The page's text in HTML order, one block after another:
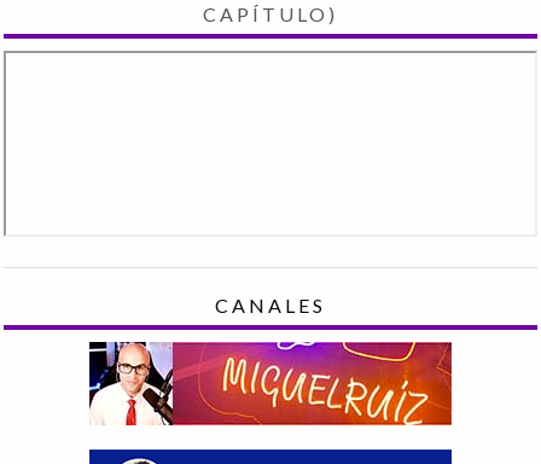
CAPÍTULO)
CANALES